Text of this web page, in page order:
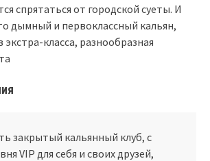
спрятаться от городской суеты. И
дымный и первоклассный кальян,
экстра-класса, разнообразная
закрытый кальянный клуб, с
VIP для себя и своих друзей,